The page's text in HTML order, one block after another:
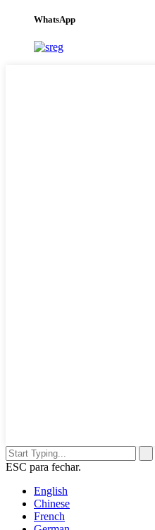
WhatsApp
ESC para fechar.
English
Chinese
French